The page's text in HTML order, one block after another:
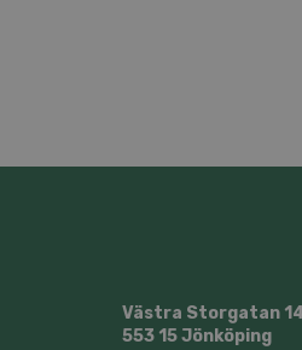
Västra Storgatan
553 15 Jönköping